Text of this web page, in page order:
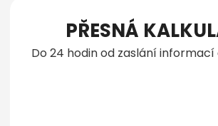
PŘESNÁ
Do 24 hodin od zaslání